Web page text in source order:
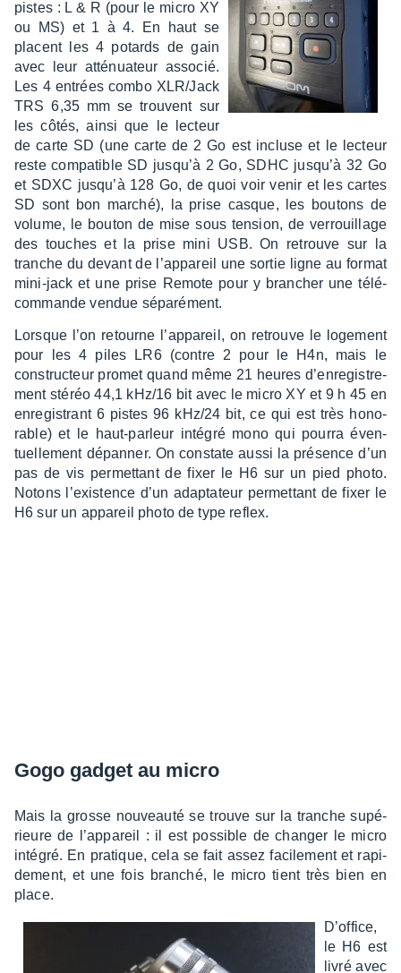
pistes : L & R (pour le micro XY
ou MS) et 1 à 4. En haut se
placent les 4 potards de gain
avec leur atté­nua­teur asso­cié.
Les 4 entrées combo XLR/Jack
TRS 6,35 mm se trouvent sur
les côtés, ainsi que le lecteur
de carte SD (une carte de 2 Go est incluse et le lecteur
reste compa­tible SD jusqu’à 2 Go, SDHC jusqu’à 32 Go
et SDXC jusqu’à 128 Go, de quoi voir venir et les cartes
SD sont bon marché), la prise casque, les boutons de
volume, le bouton de mise sous tension, de verrouillage
des touches et la prise mini USB. On retrouve sur la
tranche du devant de l’ap­pa­reil une sortie ligne au format
mini-jack et une prise Remote pour y bran­cher une télé­
com­mande vendue sépa­ré­ment.
Lorsque l’on retourne l’ap­pa­reil, on retrouve le loge­ment
pour les 4 piles LR6 (contre 2 pour le H4n, mais le
construc­teur promet quand même 21 heures d’en­re­gis­tre­
ment stéréo 44,1 kHz/16 bit avec le micro XY et 9 h 45 en
enre­gis­trant 6 pistes 96 kHz/24 bit, ce qui est très hono­
rable) et le haut-parleur inté­gré mono qui pourra éven­
tuel­le­ment dépan­ner. On constate aussi la présence d’un
pas de vis permet­tant de fixer le H6 sur un pied photo.
Notons l’exis­tence d’un adap­ta­teur permet­tant de fixer le
H6 sur un appa­reil photo de type reflex.
Gogo gadget au micro
Mais la grosse nouveauté se trouve sur la tranche supé­
rieure de l’ap­pa­reil : il est possible de chan­ger le micro
inté­gré. En pratique, cela se fait assez faci­le­ment et rapi­
de­ment, et une fois bran­ché, le micro tient très bien en
place.
D’of­fice,
le H6 est
livré avec